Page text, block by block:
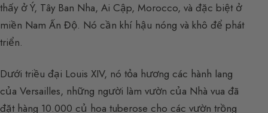
thấy ở Ý, Tây Ban Nha, Ai Cập, Morocco, và đặc biệt ở
miền Nam Ấn Độ. Nó cần khí hậu nóng và khô để phát
triển.
Dưới triều đại Louis XIV, nó tỏa hương các hành lang
của Versailles, những người làm vườn của Nhà vua đã
đặt hàng 10.000 củ hoa tuberose cho các vườn trồng